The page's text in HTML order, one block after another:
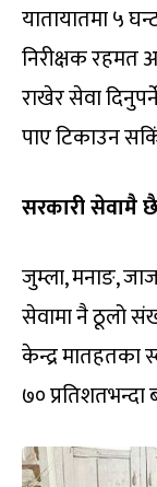
यातायातमा ५
निरीक्षक रहमत
राखेर सेवा
पाए टिकाउन
सरकारी सेवामै
जुम्ला, मनाङ,
सेवामा नै ठूलो
केन्द्र मातहतका
७० प्रतिशतभन्दा